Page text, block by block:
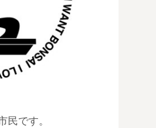
民です。